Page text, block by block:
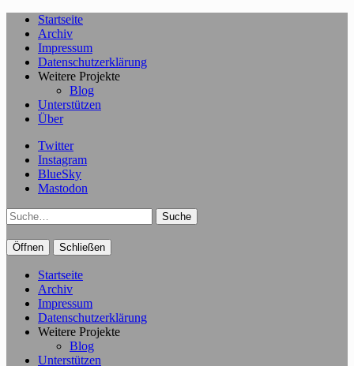
Startseite
Archiv
Impressum
Datenschutzerklärung
Weitere Projekte
Blog
Unterstützen
Über
Twitter
Instagram
BlueSky
Mastodon
Suche
Öffnen Schließen
Startseite
Archiv
Impressum
Datenschutzerklärung
Weitere Projekte
Blog
Unterstützen